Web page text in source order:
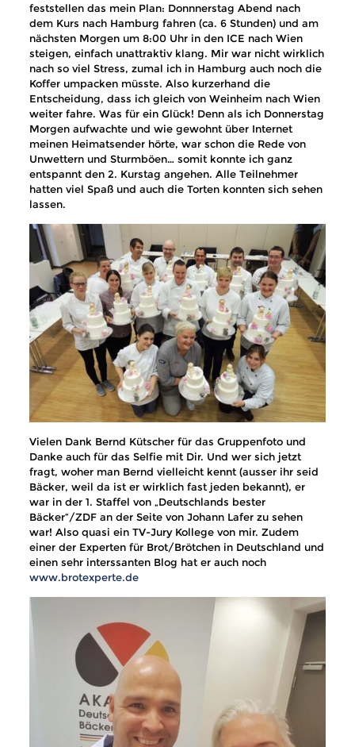
feststellen das mein Plan: Donnnerstag Abend nach
dem Kurs nach Hamburg fahren (ca. 6 Stunden) und am
nächsten Morgen um 8:00 Uhr in den ICE nach Wien
steigen, einfach unattraktiv klang. Mir war nicht wirklich
nach so viel Stress, zumal ich in Hamburg auch noch die
Koffer umpacken müsste. Also kurzerhand die
Entscheidung, dass ich gleich von Weinheim nach Wien
weiter fahre. Was für ein Glück! Denn als ich Donnerstag
Morgen aufwachte und wie gewohnt über Internet
meinen Heimatsender hörte, war schon die Rede von
Unwettern und Sturmböen… somit konnte ich ganz
entspannt den 2. Kurstag angehen. Alle Teilnehmer
hatten viel Spaß und auch die Torten konnten sich sehen
lassen.
Vielen Dank Bernd Kütscher für das Gruppenfoto und
Danke auch für das Selfie mit Dir. Und wer sich jetzt
fragt, woher man Bernd vielleicht kennt (ausser ihr seid
Bäcker, weil da ist er wirklich fast jeden bekannt), er
war in der 1. Staffel von „Deutschlands bester
Bäcker“/ZDF an der Seite von Johann Lafer zu sehen
war! Also quasi ein TV-Jury Kollege von mir. Zudem
einer der Experten für Brot/Brötchen in Deutschland und
einen sehr interssanten Blog hat er auch noch
www.brotexperte.de